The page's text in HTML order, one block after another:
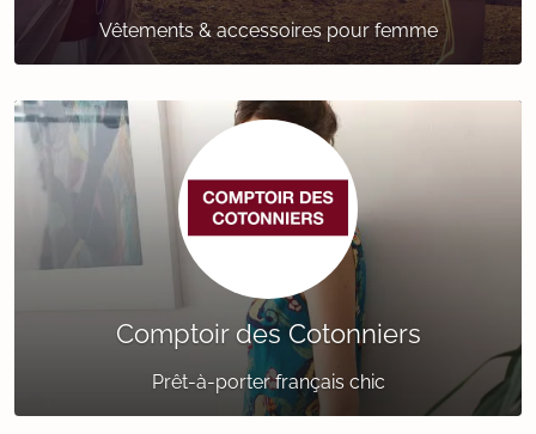
Vêtements & accessoires pour femme
Comptoir des Cotonniers
Prêt-à-porter français chic